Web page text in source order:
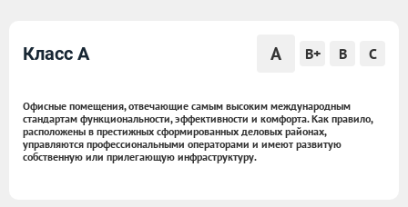
Класс A A B+ B C
Офисные помещения, отвечающие самым высоким международным
стандартам функциональности, эффективности и комфорта. Как правило,
расположены в престижных сформированных деловых районах,
управляются профессиональными операторами и имеют развитую
собственную или прилегающую инфраструктуру.